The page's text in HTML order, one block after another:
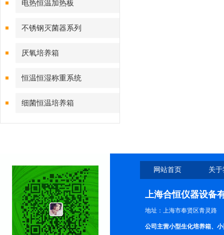
电热恒温加热板
不锈钢灭菌器系列
厌氧培养箱
恒温恒湿称重系统
细菌恒温培养箱
网站首页 关
上海合恒仪器设备
地址：上海市奉贤区青灵路
公司主营小型生化培养箱、